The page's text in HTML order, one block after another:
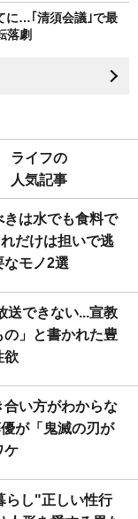
に…｢清須会議｣で最
落劇
ライフの
人気記事
は水でも食料で
だけは担いで逃
なモノ2選
送できない...宣教
」と書かれた豊
欲
い方がわからな
が「鬼滅の刃が
ケ
らし"正しい性行